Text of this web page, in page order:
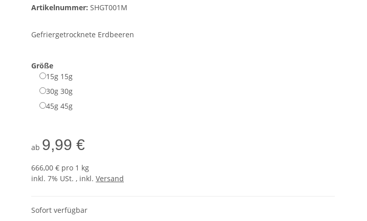
Artikelnummer: SHGT001M
Gefriergetrocknete Erdbeeren
Größe
15g 15g
30g 30g
45g 45g
ab 9,99 €
666,00 € pro 1 kg
inkl. 7% USt. , inkl. Versand
Sofort verfügbar